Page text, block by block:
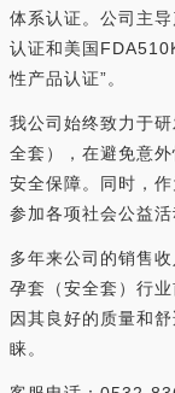
体系认证。公司主
认证和美国
性产品认证”。
我公司始终致力于
全套），在避免意
安全保障。同时，
参加各项社会公益
多年来公司的销售
孕套（安全套）行
因其良好的质量和
睐。